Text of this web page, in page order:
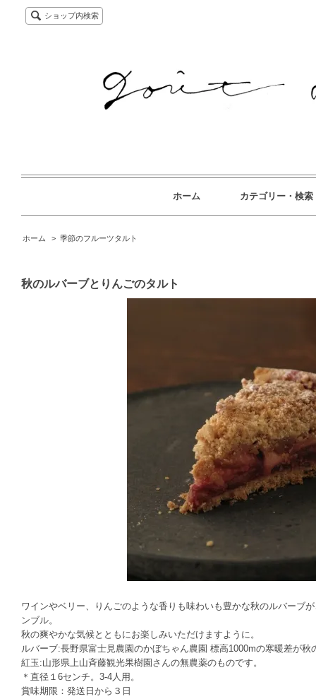
ショップ内検索
ホーム カテゴリー・検索
ホーム > 季節のフルーツタルト
秋のルバーブとりんごのタルト
ワインやベリー、りんごのような香りも味わいも豊かな秋のルバーブ
ンブル。
秋の爽やかな気候とともにお楽しみいただけますように。
ルバーブ:長野県富士見農園のかぼちゃん農園 標高1000mの寒暖差が
紅玉:山形県上山斉藤観光果樹園さんの無農薬のものです。
＊直径１6センチ。3-4人用。
賞味期限：発送日から３日